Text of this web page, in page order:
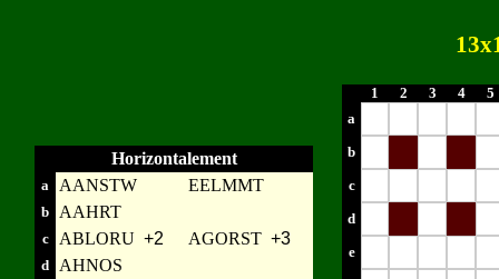
Horizontalement
a AANSTW EELMMT
b AAHRT
c ABLORU +2 AGORST +3
d AHNOS
1 2 3 4
5
a
b
c
d
e